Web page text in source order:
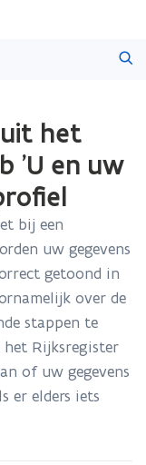
uit het
'U en uw
bij een
uw gegevens
getoond in
over de
stappen te
het Rijksregister
of uw gegevens
er elders iets